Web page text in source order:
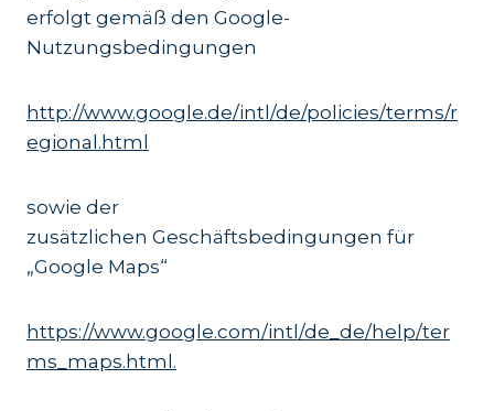
erfolgt gemäß den Google-
Nutzungsbedingungen
http://www.google.de/intl/de/policies/terms/r
egional.html
sowie der
zusätzlichen Geschäftsbedingungen für
„Google Maps“
https://www.google.com/intl/de_de/help/ter
ms_maps.html.